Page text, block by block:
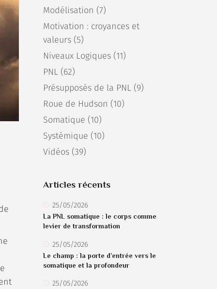
Modélisation (7)
Motivation : croyances et
valeurs(5)
Niveaux Logiques(11)
PNL (62)
Présupposés de la PNL (9)
Roue de Hudson (10)
Somatique (10)
Systémique (10)
Vidéos(39)
Articles récents
25/05/2026
La PNL somatique : le corps comme
levier de transformation
25/05/2026
Le champ : la porte d’entrée vers le
somatique et la profondeur
25/05/2026